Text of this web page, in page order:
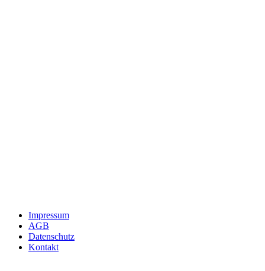
Impressum
AGB
Datenschutz
Kontakt